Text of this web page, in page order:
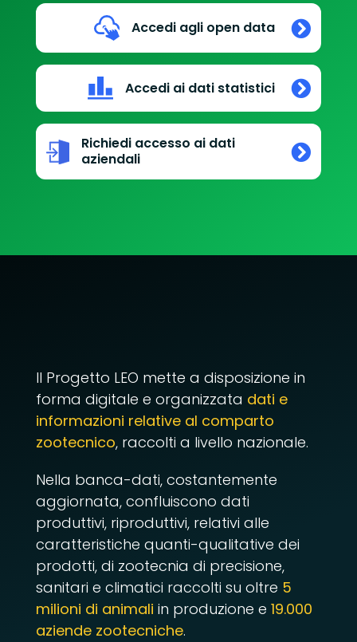
Accedi agli open data
Accedi ai dati statistici
Richiedi accesso ai dati
aziendali
Il Progetto LEO mette a disposizione in
forma digitale e organizzata dati e
informazioni relative al comparto
zootecnico, raccolti a livello nazionale.
Nella banca-dati, costantemente
aggiornata, confluiscono dati
produttivi, riproduttivi, relativi alle
caratteristiche quanti-qualitative dei
prodotti, di zootecnia di precisione,
sanitari e climatici raccolti su oltre 5
milioni di animali in produzione e 19.000
aziende zootecniche.